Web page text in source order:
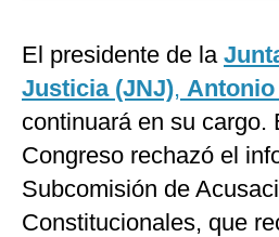
Mundo
EEUU
México
España
El presidente de la
Justicia (JNJ), Antonio
continuará en su cargo.
Congreso rechazó el
Subcomisión de
Constitucionales, que